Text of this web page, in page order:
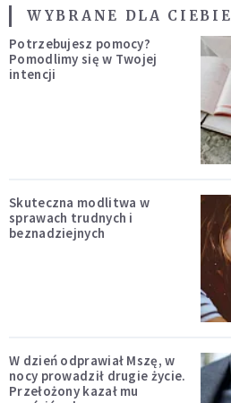
WYBRANE DLA CIEBIE
Potrzebujesz pomocy?
Pomodlimy się w Twojej
intencji
Skuteczna modlitwa w
sprawach trudnych i
beznadziejnych
W dzień odprawiał Mszę, w
nocy prowadził drugie życie.
Przełożony kazał mu